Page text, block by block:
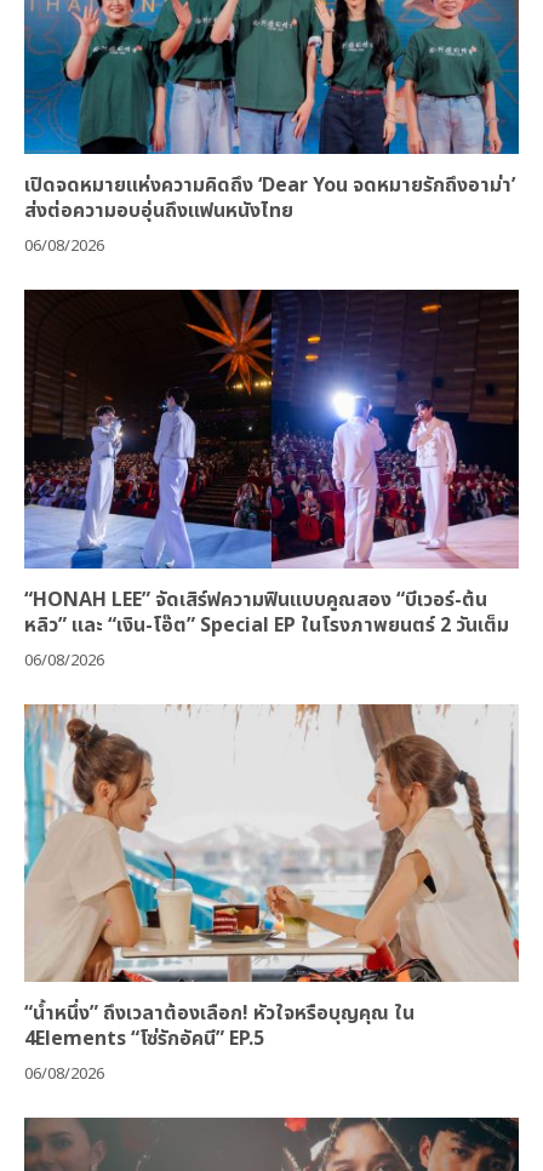
เปิดจดหมายแห่งความคิดถึง ‘Dear You จดหมายรักถึงอาม่า’
ส่งต่อความอบอุ่นถึงแฟนหนังไทย
06/08/2026
“HONAH LEE” จัดเสิร์ฟความฟินแบบคูณสอง “บีเวอร์-ต้น
หลิว” และ “เงิน-โอ๊ต” Special EP ในโรงภาพยนตร์ 2 วันเต็ม
06/08/2026
“น้ำหนึ่ง” ถึงเวลาต้องเลือก! หัวใจหรือบุญคุณ ใน
4Elements “โซ่รักอัคนี” EP.5
06/08/2026